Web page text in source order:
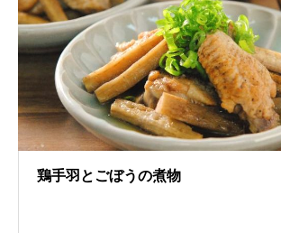
鶏手羽とごぼうの煮物